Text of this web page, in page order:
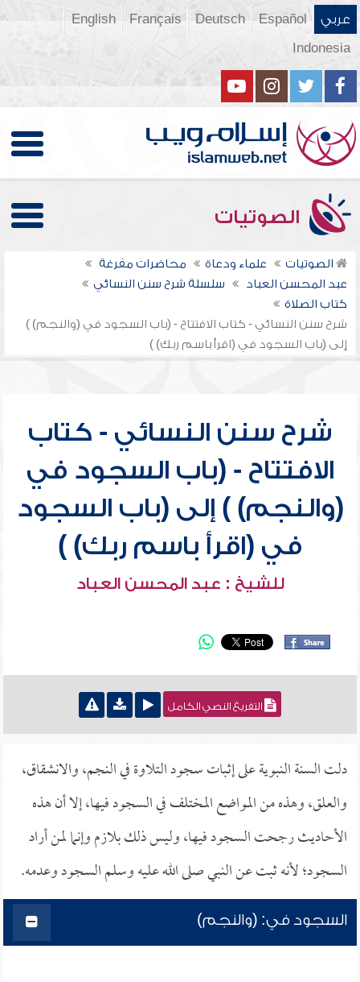
عربي Español
Deutsch
Français
English
Indonesia
الصوتيات
الصوتيات علماء ودعاة
محاضرات مفرغة
عبد المحسن العباد
سلسلة شرح سنن النسائي
كتاب الصلاة
شرح سنن النسائي - كتاب الافتتاح - (باب السجود في (والنجم) )
إلى (باب السجود في (اقرأ باسم ربك) )
شرح سنن النسائي - كتاب
الافتتاح - (باب السجود في
(والنجم) ) إلى (باب السجود
في (اقرأ باسم ربك) )
للشيخ : عبد المحسن العباد
التفريغ النصي الكامل
دلت السنة النبوية على إثبات سجود التلاوة في النجم، والانشقاق،
والعلق، وهذه من المواضع المختلف في السجود فيها، إلا أن هذه
الأحاديث رجحت السجود فيها، وليس ذلك بلازم وإنما لمن أراد
السجود؛ لأنه ثبت عن النبي صلى الله عليه وسلم السجود وعدمه.
السجود في: (والنجم)